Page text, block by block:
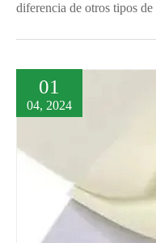
diferencia de otros tipos de
01
04, 2024